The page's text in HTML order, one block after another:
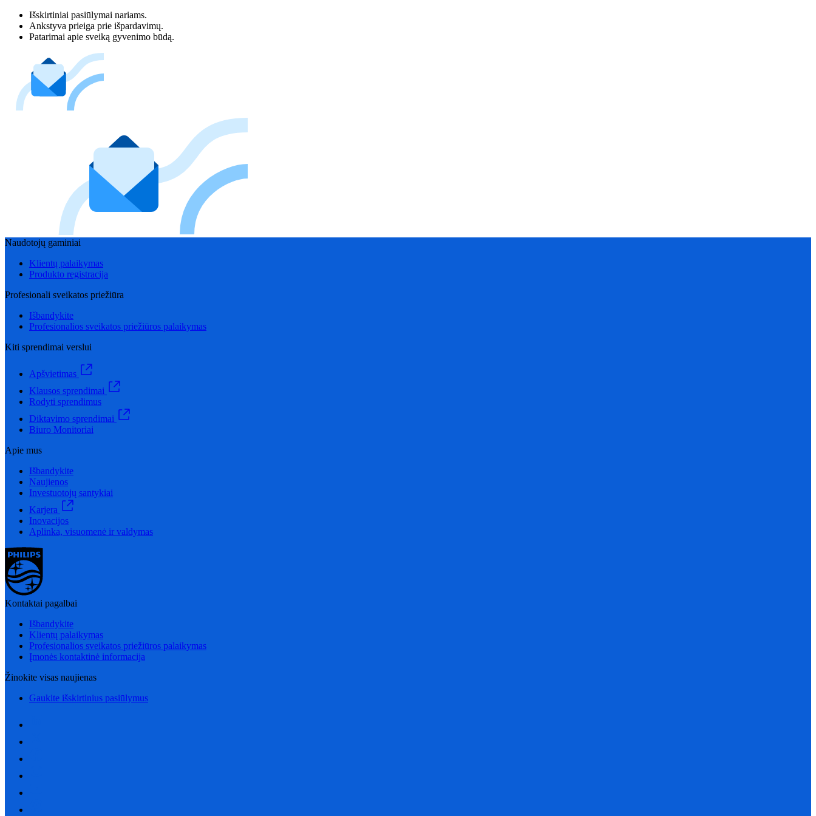
Išskirtiniai pasiūlymai nariams.
Ankstyva prieiga prie išpardavimų.
Patarimai apie sveiką gyvenimo būdą.
Naudotojų gaminiai
Klientų palaikymas
Produkto registracija
Profesionali sveikatos priežiūra
Išbandykite
Profesionalios sveikatos priežiūros palaikymas
Kiti sprendimai verslui
Apšvietimas
Klausos sprendimai
Rodyti sprendimus
Diktavimo sprendimai
Biuro Monitoriai
Apie mus
Išbandykite
Naujienos
Investuotojų santykiai
Karjera
Inovacijos
Aplinka, visuomenė ir valdymas
Kontaktai pagalbai
Išbandykite
Klientų palaikymas
Profesionalios sveikatos priežiūros palaikymas
Įmonės kontaktinė informacija
Žinokite visas naujienas
Gaukite išskirtinius pasiūlymus